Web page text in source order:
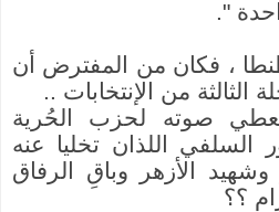
".
، فكان من المفترض أن
من الإنتخابات ..
صوته لحزب الحُرية
السلفي اللذان تخليا عنه
الأزهر وباقِ الرفاق
؟؟